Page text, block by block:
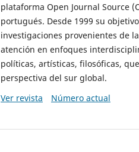
plataforma Open Journal Source
portugués. Desde 1999 su
investigaciones provenientes de
atención en enfoques
políticas, artísticas, filosóficas,
perspectiva del sur global.
Ver revista
Número actual